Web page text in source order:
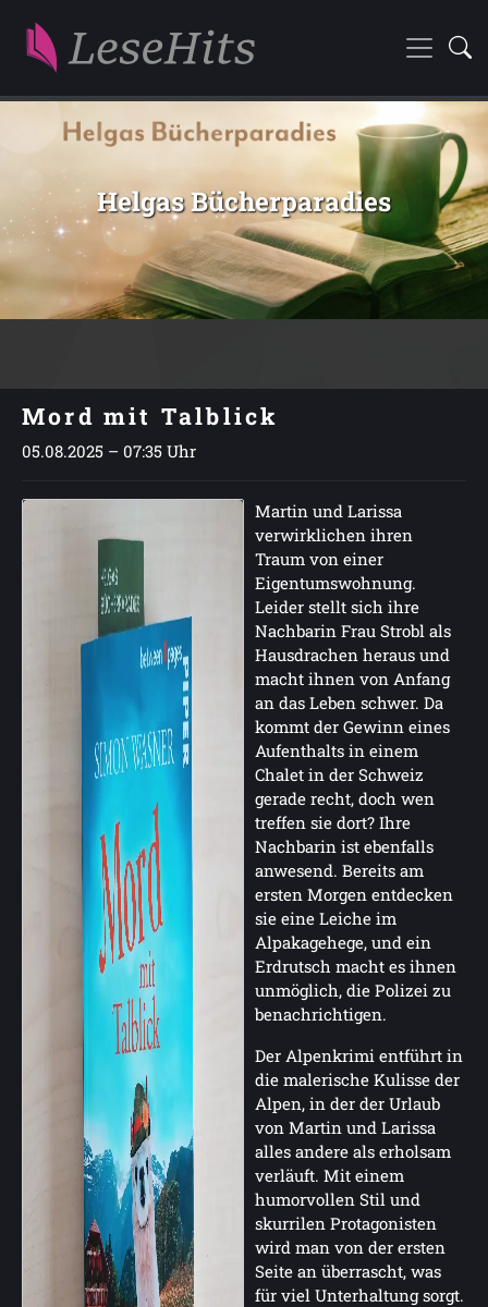
Helgas Bücherparadies
Mord mit Talblick
05.08.2025 – 07:35 Uhr
Martin und Larissa
verwirklichen ihren
Traum von einer
Eigentumswohnung.
Leider stellt sich ihre
Nachbarin Frau Strobl als
Hausdrachen heraus und
macht ihnen von Anfang
an das Leben schwer. Da
kommt der Gewinn eines
Aufenthalts in einem
Chalet in der Schweiz
gerade recht, doch wen
treffen sie dort? Ihre
Nachbarin ist ebenfalls
anwesend. Bereits am
ersten Morgen entdecken
sie eine Leiche im
Alpakagehege, und ein
Erdrutsch macht es ihnen
unmöglich, die Polizei zu
benachrichtigen.
Der Alpenkrimi entführt in
die malerische Kulisse der
Alpen, in der der Urlaub
von Martin und Larissa
alles andere als erholsam
verläuft. Mit einem
humorvollen Stil und
skurrilen Protagonisten
wird man von der ersten
Seite an überrascht, was
für viel Unterhaltung sorgt.